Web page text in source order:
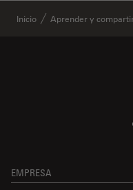
Inicio Aprender y
EMPRESA